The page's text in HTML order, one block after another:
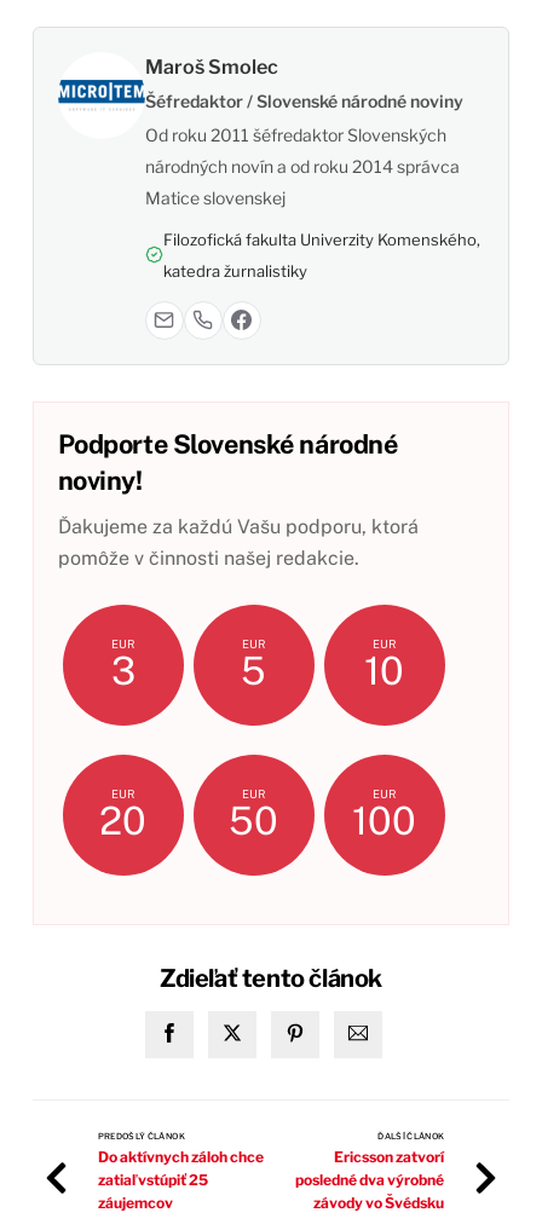
Maroš Smolec
Šéfredaktor / Slovenské národné noviny
Od roku 2011 šéfredaktor Slovenských
národných novín a od roku 2014 správca
Matice slovenskej
Filozofická fakulta Univerzity Komenského,
katedra žurnalistiky
Podporte Slovenské národné
noviny!
Ďakujeme za každú Vašu podporu, ktorá
pomôže v činnosti našej redakcie.
EUR
3
EUR
5
EUR
10
EUR
20
EUR
50
EUR
100
Zdieľať tento článok
PREDOŠLÝ ČLÁNOK
Do aktívnych záloh chce
zatiaľ vstúpiť 25
záujemcov
ĎALŠÍ ČLÁNOK
Ericsson zatvorí
posledné dva výrobné
závody vo Švédsku